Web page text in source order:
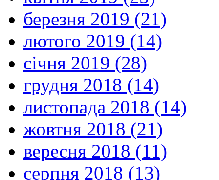
березня 2019 (21)
лютого 2019 (14)
січня 2019 (28)
грудня 2018 (14)
листопада 2018 (14)
жовтня 2018 (21)
вересня 2018 (11)
серпня 2018 (13)